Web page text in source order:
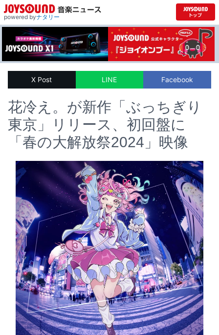
powered byナタリー
X Post LINE Facebook
花冷え。が新作「ぶっちぎり
東京」リリース、初回盤に
「春の大解放祭2024」映像